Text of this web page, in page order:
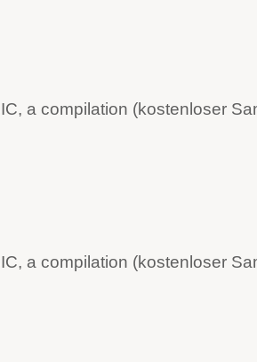
a compilation (kostenloser
a compilation (kostenloser